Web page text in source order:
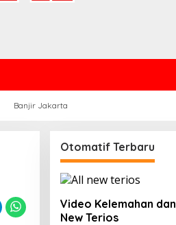
Banjir Jakarta
Otomatif Terbaru
Video Kelemahan
New Terios